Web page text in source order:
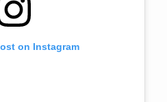
on Instagram